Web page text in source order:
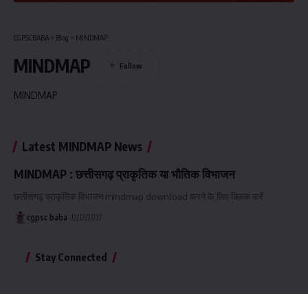
CGPSCBABA > Blog > MINDMAP
MINDMAP
MINDMAP
Latest MINDMAP News
MINDMAP : छत्तीसगढ़ प्राकृतिक या भौतिक विभाजन
छत्तीसगढ़ प्राकृतिक विभाजन mindmap download करने के लिए क्लिक करें
cgpsc baba 12/12/2017
Stay Connected